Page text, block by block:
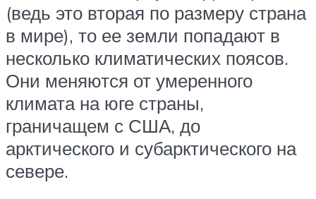
(ведь это вторая по размеру страна
в мире), то ее земли попадают в
несколько климатических поясов.
Они меняются от умеренного
климата на юге страны,
граничащем с США, до
арктического и субарктического на
севере.